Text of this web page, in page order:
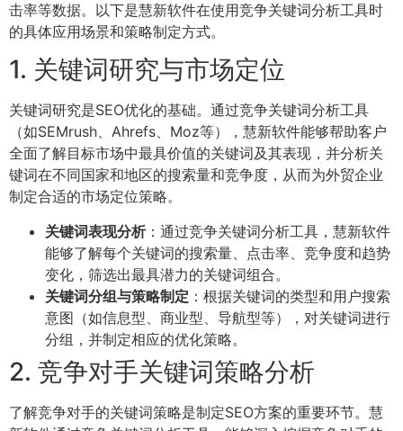
击率等数据。以下是慧新软件在使用竞争关键词分析工具时
的具体应用场景和策略制定方式。
1. 关键词研究与市场定位
关键词研究是SEO优化的基础。通过竞争关键词分析工具
（如SEMrush、Ahrefs、Moz等），慧新软件能够帮助客户
全面了解目标市场中最具价值的关键词及其表现，并分析关
键词在不同国家和地区的搜索量和竞争度，从而为外贸企业
制定合适的市场定位策略。
关键词表现分析：通过竞争关键词分析工具，慧新软件
能够了解每个关键词的搜索量、点击率、竞争度和趋势
变化，筛选出最具潜力的关键词组合。
关键词分组与策略制定 ：根据关键词的类型和用户搜索
意图（如信息型、商业型、导航型等），对关键词进行
分组，并制定相应的优化策略。
2. 竞争对手关键词策略分析
了解竞争对手的关键词策略是制定SEO方案的重要环节。慧